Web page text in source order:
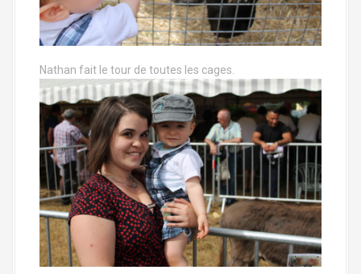
Nathan fait le tour de toutes les cages.